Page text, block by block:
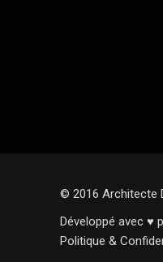
© 2016 Architecte
Développé avec ♥
Politique &